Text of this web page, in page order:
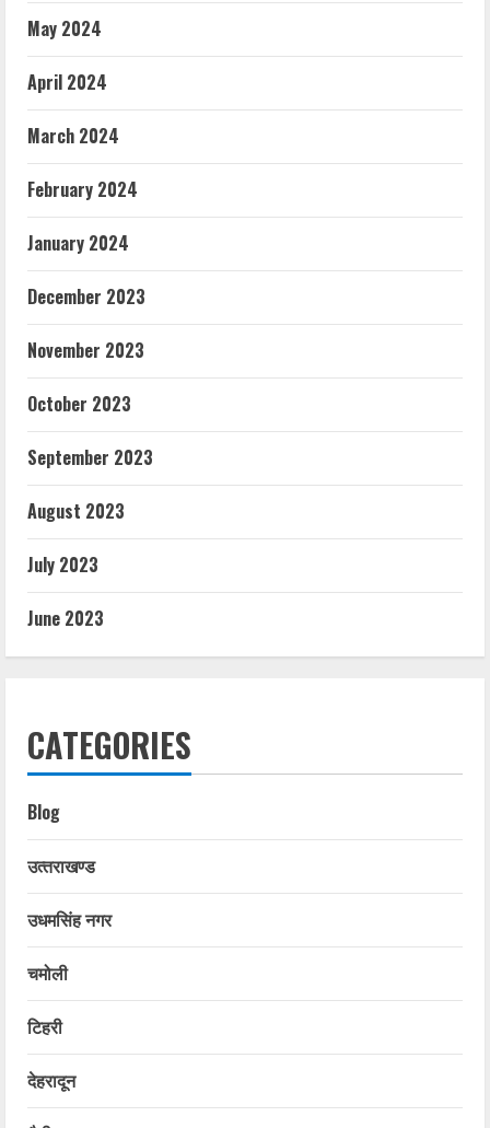
May 2024
April 2024
March 2024
February 2024
January 2024
December 2023
November 2023
October 2023
September 2023
August 2023
July 2023
June 2023
CATEGORIES
Blog
उत्‍तराखण्‍ड
उधमसिंह नगर
चमोली
टिहरी
देहरादून